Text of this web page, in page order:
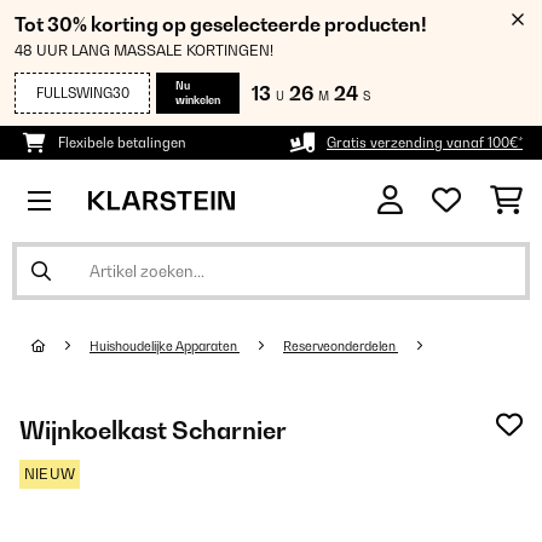
Tot 30% korting op geselecteerde producten!
48 UUR LANG MASSALE KORTINGEN!
FULLSWING30
Nu
winkelen
13 U 26 M 24 S
Flexibele betalingen Gratis verzending vanaf 100€*
Huishoudelijke Apparaten Reserveonderdelen
Wijnkoelkast Scharnier
NIEUW